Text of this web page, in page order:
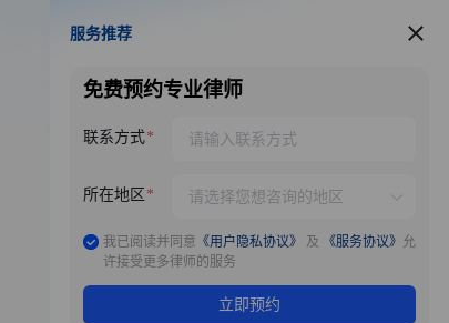
服务推荐
服务推荐
免费预约专业律师
联系方式
所在地区
我已阅读并同意 《用户隐私协议》 及 《服务协议》 允
许接受更多律师的服务
立即预约